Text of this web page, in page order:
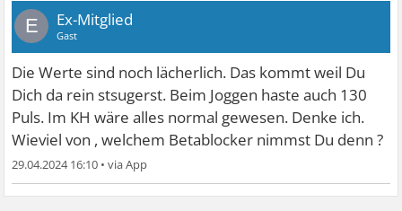
E Ex-Mitglied
Gast
Die Werte sind noch lächerlich. Das kommt weil Du
Dich da rein stsugerst. Beim Joggen haste auch 130
Puls. Im KH wäre alles normal gewesen. Denke ich.
Wieviel von , welchem Betablocker nimmst Du denn ?
29.04.2024 16:10 •